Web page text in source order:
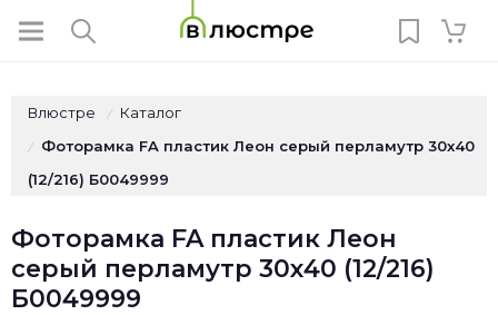
Влюстре / Каталог
/
Фоторамка FA пластик Леон серый перламутр 30х40
(12/216) Б0049999
Фоторамка FA пластик Леон
серый перламутр 30х40 (12/216)
Б0049999